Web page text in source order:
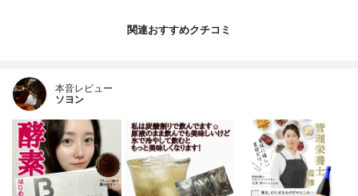
関連おすすめクチコミ
本音レビュー
ソヨン